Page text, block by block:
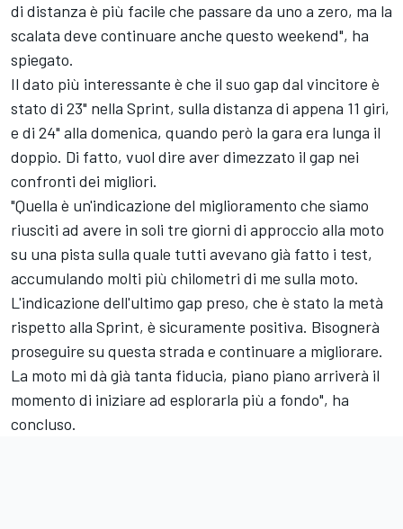
di distanza è più facile che passare da uno a zero, ma la
scalata deve continuare anche questo weekend", ha
spiegato.
Il dato più interessante è che il suo gap dal vincitore è
stato di 23" nella Sprint, sulla distanza di appena 11 giri,
e di 24" alla domenica, quando però la gara era lunga il
doppio. Di fatto, vuol dire aver dimezzato il gap nei
confronti dei migliori.
"Quella è un'indicazione del miglioramento che siamo
riusciti ad avere in soli tre giorni di approccio alla moto
su una pista sulla quale tutti avevano già fatto i test,
accumulando molti più chilometri di me sulla moto.
L'indicazione dell'ultimo gap preso, che è stato la metà
rispetto alla Sprint, è sicuramente positiva. Bisognerà
proseguire su questa strada e continuare a migliorare.
La moto mi dà già tanta fiducia, piano piano arriverà il
momento di iniziare ad esplorarla più a fondo", ha
concluso.